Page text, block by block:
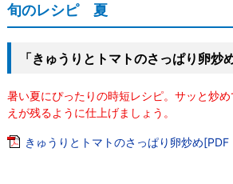
旬のレシピ 夏
「きゅうりとトマトのさっぱり卵炒
暑い夏にぴったりの時短レシピ。サッと炒
えが残るように仕上げましょう。
きゅうりとトマトのさっぱり卵炒め